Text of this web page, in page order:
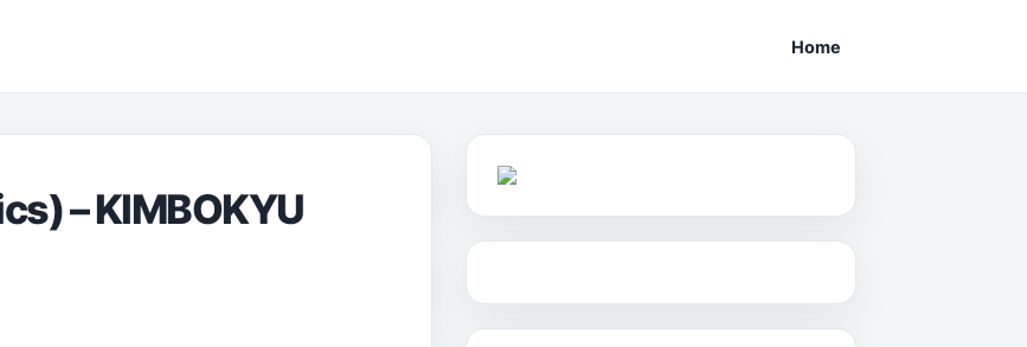
Home
– KIMBOKYU